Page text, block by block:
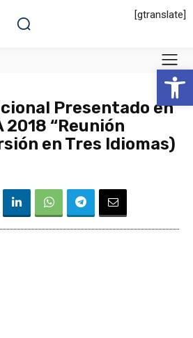
Abrir
[gtranslate]
Presentado en
2018 “Reunión
en Tres Idiomas)